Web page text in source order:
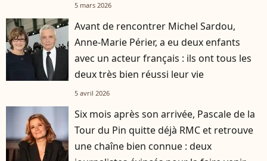
5 mars 2026
Avant de rencontrer Michel Sardou,
Anne-Marie Périer, a eu deux enfants
avec un acteur français : ils ont tous les
deux très bien réussi leur vie
5 avril 2026
Six mois après son arrivée, Pascale de la
Tour du Pin quitte déjà RMC et retrouve
une chaîne bien connue : deux